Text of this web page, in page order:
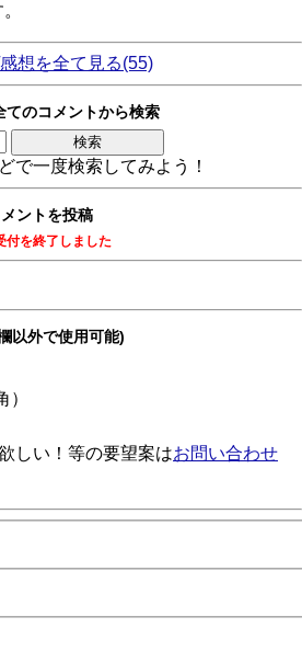
想を全て見る(55)
てのコメントから検索
で一度検索してみよう！
ントを投稿
付を終了しました
以外で使用可能)
しい！等の要望案はお問い合わせ